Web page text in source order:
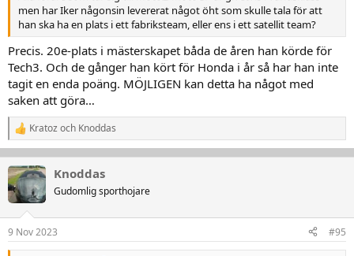
men har Iker någonsin levererat något öht som skulle tala för att
han ska ha en plats i ett fabriksteam, eller ens i ett satellit team?
Precis. 20e-plats i mästerskapet båda de åren han körde för
Tech3. Och de gånger han kört för Honda i år så har han inte
tagit en enda poäng. MÖJLIGEN kan detta ha något med
saken att göra…
R
e
a
k
t
i
n
e
r
Kratoz och Knoddas
Knoddas
Gudomlig sporthojare
9 Nov 2023 #95